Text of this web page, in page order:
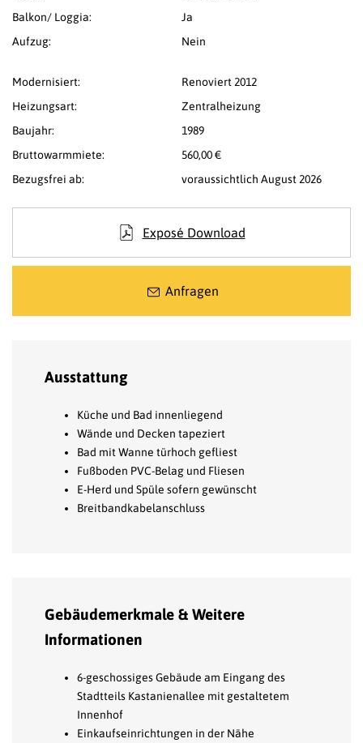
Balkon/ Loggia:
Ja
Aufzug:
Nein
Modernisiert:
Renoviert 2012
Heizungsart:
Zentralheizung
Baujahr:
1989
Bruttowarmmiete:
560,00 €
Bezugsfrei ab:
voraussichtlich August 2026
Exposé Download
Anfragen
Ausstattung
Küche und Bad innenliegend
Wände und Decken tapeziert
Bad mit Wanne türhoch gefliest
Fußboden PVC-Belag und Fliesen
E-Herd und Spüle sofern gewünscht
Breitbandkabelanschluss
Gebäudemerkmale & Weitere
Informationen
6-geschossiges Gebäude am Eingang des
Stadtteils Kastanienallee mit gestaltetem
Innenhof
Einkaufseinrichtungen in der Nähe